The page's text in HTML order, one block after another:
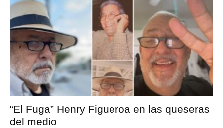
“El Fuga” Henry Figueroa en las queseras
del medio